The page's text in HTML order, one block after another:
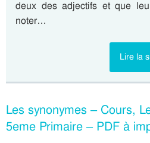
deux des adjectifs et que
noter…
Lire la
Les synonymes – Cours,
5eme Primaire – PDF à